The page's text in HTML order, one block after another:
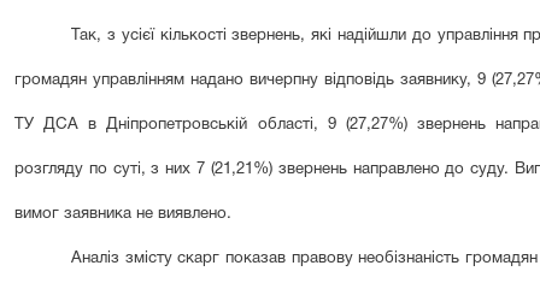
Так, з усієї кількості звернень, які надійшли до управління
громадян управлінням надано вичерпну відповідь заявнику, 9
ТУ ДСА в Дніпропетровській області, 9 (27,27%) звернень
розгляду по суті, з них 7 (21,21%) звернень направлено до суду.
вимог заявника не виявлено.
Аналіз змісту скарг показав правову необізнаність